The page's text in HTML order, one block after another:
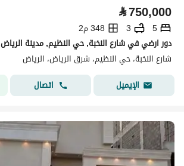
⃁750,000
5
3
348 م2
دور ارضي في شارع النخبة, حي النظيم, مدينة الرياض
شارع النخبة، حي النظيم، شرق الرياض، الرياض
الإيميل
اتصال